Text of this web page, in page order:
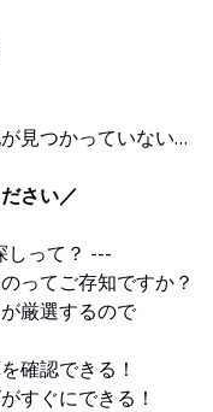
見つかっていない…
さい／
しって？ ---
ってご存知ですか？
厳選するので
確認できる！
すぐにできる！